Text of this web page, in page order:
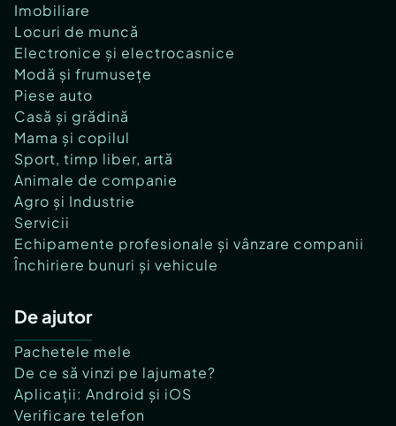
Imobiliare
Locuri de muncă
Electronice și electrocasnice
Modă și frumusețe
Piese auto
Casă și grădină
Mama și copilul
Sport, timp liber, artă
Animale de companie
Agro și Industrie
Servicii
Echipamente profesionale și vânzare companii
Închiriere bunuri și vehicule
De ajutor
Pachetele mele
De ce să vinzi pe lajumate?
Aplicații: Android și iOS
Verificare telefon